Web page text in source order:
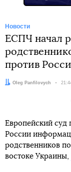
Новости
ЕСПЧ начал
против
Автор:
Oleg Panfilovych
Европейский суд
России
родственников
востоке Украины,